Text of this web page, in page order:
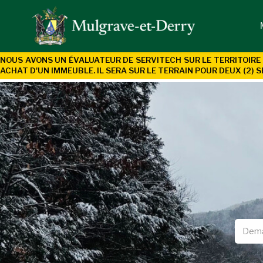
NOUS AVONS UN ÉVALUATEUR DE SERVITECH SUR LE
ACHAT D'UN IMMEUBLE. IL SERA SUR LE TERRAIN POUR DEUX